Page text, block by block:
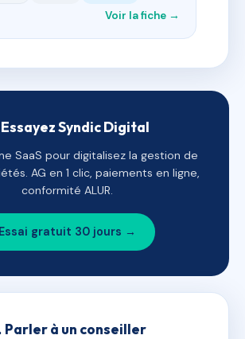
Voir la fiche →
Syndic Digital
SaaS pour digitalisez la gestion de
AG en 1 clic, paiements en ligne,
conformité ALUR.
Essai gratuit 30 jours →
Parler à un conseiller